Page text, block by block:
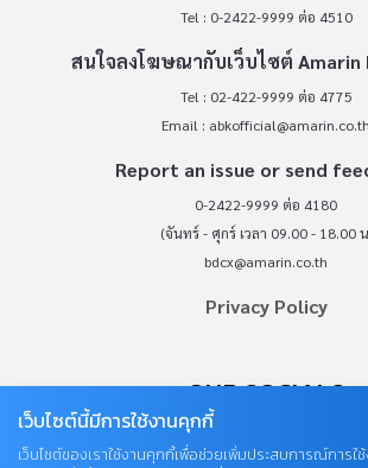
Tel : 0-2422-9999 ต่อ 4510
สนใจลงโฆษณากับเว็บไซต์ Amarin
Tel : 02-422-9999 ต่อ 4775
Email : abkofficial@amarin.co.th
Report an issue or send
0-2422-9999 ต่อ 4180
(จันทร์ - ศุกร์ เวลา 09.00 - 18.00
bdcx@amarin.co.th
Privacy Policy
OUR SOCIALS
เว็บไซต์นี้มีการใช้งานคุกกี้
เว็บไซต์ของเราใช้งานคุกกี้เพื่อช่วยเพิ่มประสบการณ์การใ